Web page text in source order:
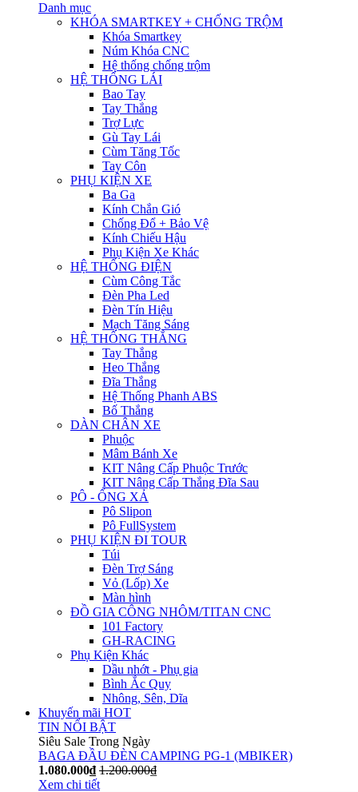
Danh mục
KHÓA SMARTKEY + CHỐNG TRỘM
Khóa Smartkey
Núm Khóa CNC
Hệ thống chống trộm
HỆ THỐNG LÁI
Bao Tay
Tay Thắng
Trợ Lực
Gù Tay Lái
Cùm Tăng Tốc
Tay Côn
PHỤ KIỆN XE
Ba Ga
Kính Chắn Gió
Chống Đổ + Bảo Vệ
Kính Chiếu Hậu
Phụ Kiện Xe Khác
HỆ THỐNG ĐIỆN
Cùm Công Tắc
Đèn Pha Led
Đèn Tín Hiệu
Mạch Tăng Sáng
HỆ THỐNG THẮNG
Tay Thắng
Heo Thắng
Đĩa Thắng
Hệ Thống Phanh ABS
Bố Thắng
DÀN CHÂN XE
Phuộc
Mâm Bánh Xe
KIT Nâng Cấp Phuộc Trước
KIT Nâng Cấp Thắng Đĩa Sau
PÔ - ỐNG XẢ
Pô Slipon
Pô FullSystem
PHỤ KIỆN ĐI TOUR
Túi
Đèn Trợ Sáng
Vỏ (Lốp) Xe
Màn hình
ĐỒ GIA CÔNG NHÔM/TITAN CNC
101 Factory
GH-RACING
Phụ Kiện Khác
Dầu nhớt - Phụ gia
Bình Ắc Quy
Nhông, Sên, Dĩa
Khuyến mãi HOT
TIN NỔI BẬT
Siêu Sale Trong Ngày
BAGA ĐẦU ĐÈN CAMPING PG-1 (MBIKER)
1.080.000₫ 1.200.000₫
Xem chi tiết